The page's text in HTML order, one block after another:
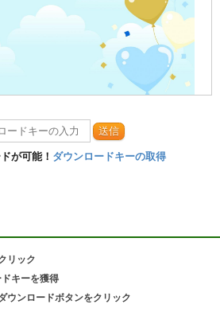
送信
が可能！ ダウンロードキーの取得
リック
キーを獲得
ウンロードボタンをクリック